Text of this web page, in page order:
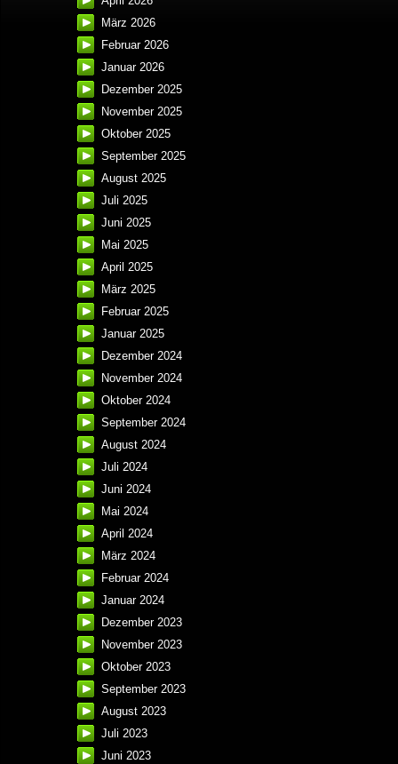
März 2026
Februar 2026
Januar 2026
Dezember 2025
November 2025
Oktober 2025
September 2025
August 2025
Juli 2025
Juni 2025
Mai 2025
April 2025
März 2025
Februar 2025
Januar 2025
Dezember 2024
November 2024
Oktober 2024
September 2024
August 2024
Juli 2024
Juni 2024
Mai 2024
April 2024
März 2024
Februar 2024
Januar 2024
Dezember 2023
November 2023
Oktober 2023
September 2023
August 2023
Juli 2023
Juni 2023